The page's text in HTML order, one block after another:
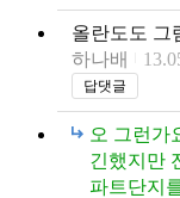
올란도도 그
하나배
답댓글
오 그런가
긴했지만
파트단지